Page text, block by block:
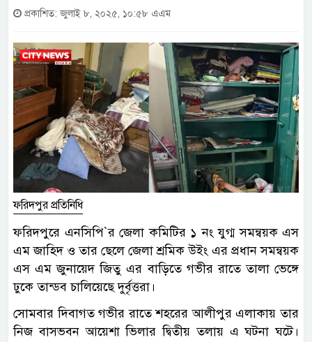
প্রকাশিত: জুলাই ৮, ২০২৫, ১০:৫৮ এএম
ফরিদপুর প্রতিনিধি
ফরিদপুরে এনসিপি‍‍`র জেলা কমিটির ১ নং যুগ্ম সমন্বয়ক এস
এম জাহিদ ও তার ছেলে জেলা শ্রমিক উইং এর প্রধান সমন্বয়ক
এস এম জুনায়েদ জিতু এর বাড়িতে গভীর রাতে তালা ভেঙ্গে
ঢুকে তান্ডব চালিয়েছে দুর্বৃত্তরা।
সোমবার দিবাগত গভীর রাতে শহরের আলীপুর এলাকায় তার
নিজ বাসভবন আয়েশা ভিলার দ্বিতীয় তলায় এ ঘটনা ঘটে।